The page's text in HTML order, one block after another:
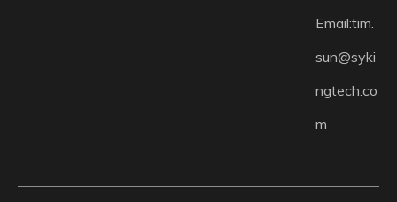
Email:tim.
sun@syki
ngtech.co
m